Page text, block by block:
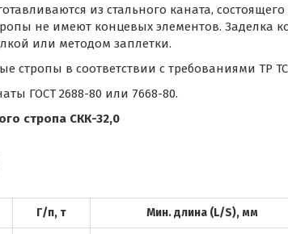
из стального каната,
не имеют концевых элементов. Заделка
или методом заплетки.
стропы в соответствии с требованиями ТР ТС
ГОСТ 2688-80 или 7668-80.
стропа СКК-32,0
Г/п, т Мин. длина (L/S), мм